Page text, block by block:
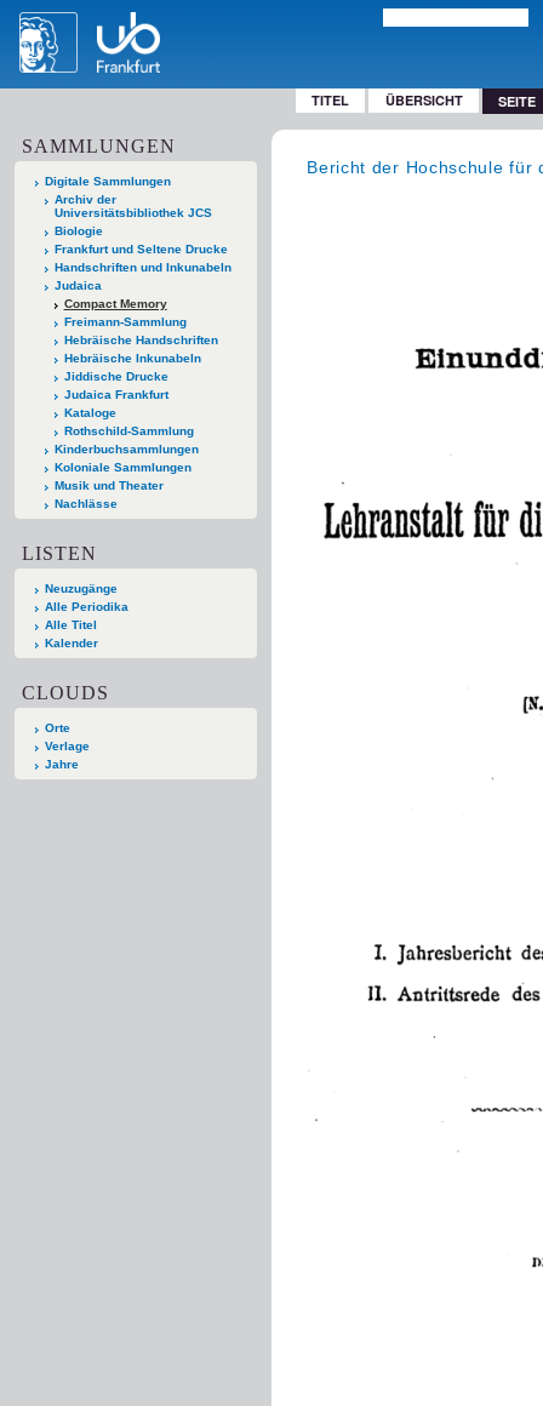
TITEL ÜBERSICHT SEITE
SAMMLUNGEN
Digitale Sammlungen
Archiv der
Universitätsbibliothek JCS
Biologie
Frankfurt und Seltene Drucke
Handschriften und Inkunabeln
Judaica
Compact Memory
Freimann-Sammlung
Hebräische Handschriften
Hebräische Inkunabeln
Jiddische Drucke
Judaica Frankfurt
Kataloge
Rothschild-Sammlung
Kinderbuchsammlungen
Koloniale Sammlungen
Musik und Theater
Nachlässe
LISTEN
Neuzugänge
Alle Periodika
Alle Titel
Kalender
CLOUDS
Orte
Verlage
Jahre
Bericht der Hochschule für